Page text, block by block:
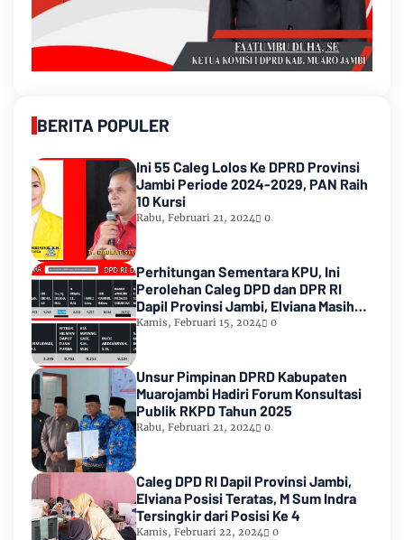
BERITA POPULER
Ini 55 Caleg Lolos Ke DPRD Provinsi
Jambi Periode 2024-2029, PAN Raih
10 Kursi
Rabu, Februari 21, 2024 0
Perhitungan Sementara KPU, Ini
Perolehan Caleg DPD dan DPR RI
Dapil Provinsi Jambi, Elviana Masih
Urutan Kedua Teratas
Kamis, Februari 15, 2024 0
Unsur Pimpinan DPRD Kabupaten
Muarojambi Hadiri Forum Konsultasi
Publik RKPD Tahun 2025
Rabu, Februari 21, 2024 0
Caleg DPD RI Dapil Provinsi Jambi,
Elviana Posisi Teratas, M Sum Indra
Tersingkir dari Posisi Ke 4
Kamis, Februari 22, 2024 0